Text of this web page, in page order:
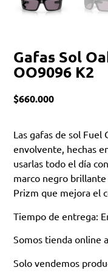
Gafas Sol
OO9096 K2
$660.000
Las gafas de sol Fuel
envolvente, hechas
usarlas todo el día
marco negro
Prizm que mejora el
Tiempo de entrega:
Somos tienda online
Solo vendemos